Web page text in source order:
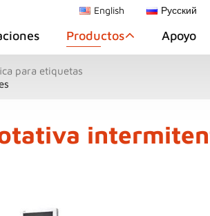
English Русский
Productos Apoyo
para etiquetas